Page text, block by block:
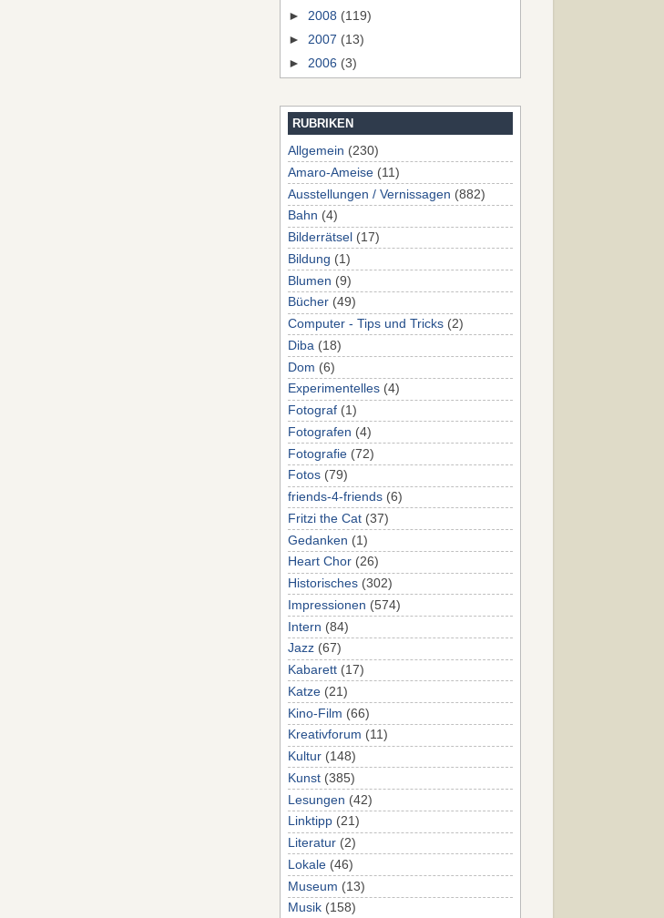
► 2008 (119)
► 2007 (13)
► 2006 (3)
RUBRIKEN
Allgemein (230)
Amaro-Ameise (11)
Ausstellungen / Vernissagen (882)
Bahn (4)
Bilderrätsel (17)
Bildung (1)
Blumen (9)
Bücher (49)
Computer - Tips und Tricks (2)
Diba (18)
Dom (6)
Experimentelles (4)
Fotograf (1)
Fotografen (4)
Fotografie (72)
Fotos (79)
friends-4-friends (6)
Fritzi the Cat (37)
Gedanken (1)
Heart Chor (26)
Historisches (302)
Impressionen (574)
Intern (84)
Jazz (67)
Kabarett (17)
Katze (21)
Kino-Film (66)
Kreativforum (11)
Kultur (148)
Kunst (385)
Lesungen (42)
Linktipp (21)
Literatur (2)
Lokale (46)
Museum (13)
Musik (158)